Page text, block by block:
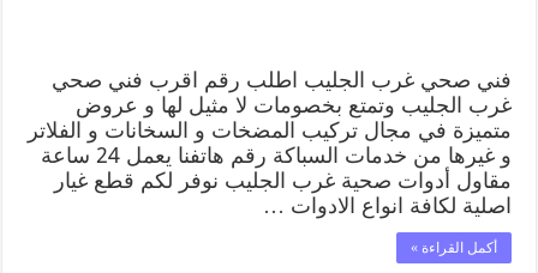
فني صحي غرب الجليب اطلب رقم اقرب فني صحي
غرب الجليب وتمتع بخصومات لا مثيل لها و عروض
متميزة في مجال تركيب المضخات و السخانات و الفلاتر
و غيرها من خدمات السباكة رقم هاتفنا يعمل 24 ساعة
مقاول أدوات صحية غرب الجليب نوفر لكم قطع غيار
اصلية لكافة انواع الادوات …
أكمل القراءة »